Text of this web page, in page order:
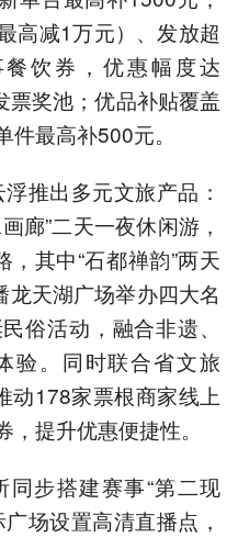
高减1万元）、发放超
饮券，优惠幅度达
奖池；优品补贴覆盖
最高补500元。
浮推出多元文旅产品：
廊”二天一夜休闲游，
其中“石都禅韵”两天
天湖广场举办四大名
俗活动，融合非遗、
验。同时联合省文旅
动178家票根商家线上
提升优惠便捷性。
步搭建赛事“第二现
场设置高清直播点，